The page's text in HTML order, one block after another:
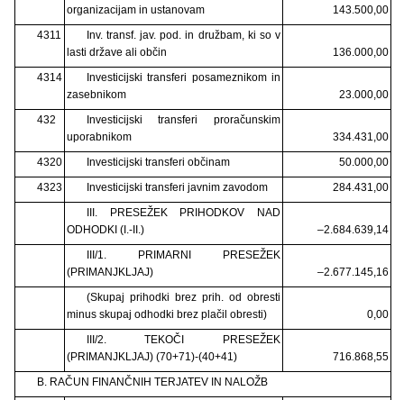
organizacijam in ustanovam
143.500,00
4311
Inv. transf. jav. pod. in družbam, ki so v
lasti države ali občin
136.000,00
4314
Investicijski transferi posameznikom in
zasebnikom
23.000,00
432
Investicijski transferi proračunskim
uporabnikom
334.431,00
4320
Investicijski transferi občinam
50.000,00
4323
Investicijski transferi javnim zavodom
284.431,00
III. PRESEŽEK PRIHODKOV NAD
ODHODKI (I.-II.)
–2.684.639,14
III/1. PRIMARNI PRESEŽEK
(PRIMANJKLJAJ)
–2.677.145,16
(Skupaj prihodki brez prih. od obresti
minus skupaj odhodki brez plačil obresti)
0,00
III/2. TEKOČI PRESEŽEK
(PRIMANJKLJAJ) (70+71)-(40+41)
716.868,55
B. RAČUN FINANČNIH TERJATEV IN NALOŽB